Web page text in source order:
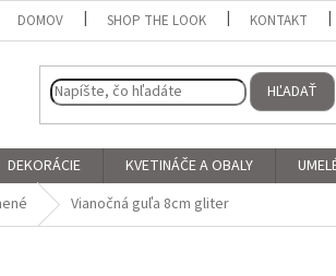
DOMOV SHOP THE LOOK KONTAKT
HĽADAŤ
DEKORÁCIE KVETINÁČE A OBALY
Vianočná guľa 8cm gliter